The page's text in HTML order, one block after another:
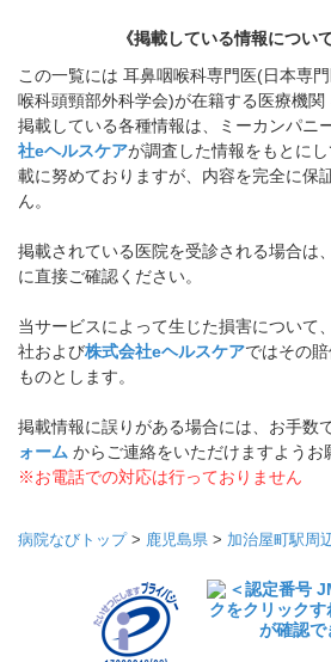
《掲載している情報につい
この一覧には 耳鼻咽喉科専門医(日本専
喉科頭頸部外科学会)が在籍する医療機関
掲載している各種情報は、ミーカンパニ
社eヘルスケアが調査した情報をもとに
載に努めておりますが、内容を完全に保
ん。
掲載されている医院を受診される場合は
に直接ご確認ください。
当サービスによって生じた損害について
社および株式会社eヘルスケアではその
ものとします。
掲載情報に誤りがある場合には、お手数
ォーム からご連絡をいただけますようお
※お電話での対応は行っておりません
病院なびトップ> 鹿児島県 > 加治屋町駅周